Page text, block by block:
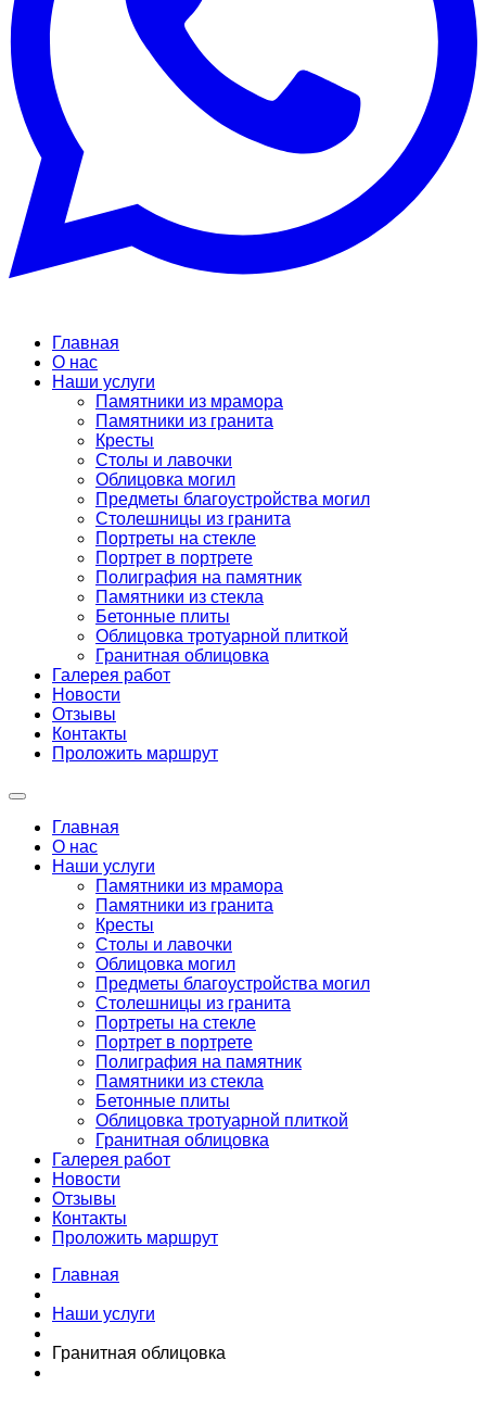
Главная
О нас
Наши услуги
Памятники из мрамора
Памятники из гранита
Кресты
Столы и лавочки
Облицовка могил
Предметы благоустройства могил
Столешницы из гранита
Портреты на стекле
Портрет в портрете
Полиграфия на памятник
Памятники из стекла
Бетонные плиты
Облицовка тротуарной плиткой
Гранитная облицовка
Галерея работ
Новости
Отзывы
Контакты
Проложить маршрут
Главная
О нас
Наши услуги
Памятники из мрамора
Памятники из гранита
Кресты
Столы и лавочки
Облицовка могил
Предметы благоустройства могил
Столешницы из гранита
Портреты на стекле
Портрет в портрете
Полиграфия на памятник
Памятники из стекла
Бетонные плиты
Облицовка тротуарной плиткой
Гранитная облицовка
Галерея работ
Новости
Отзывы
Контакты
Проложить маршрут
Главная
Наши услуги
Гранитная облицовка